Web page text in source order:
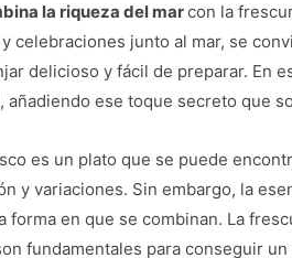
la riqueza del marcon la
celebraciones junto al mar, se
delicioso y fácil de preparar. En
añadiendo ese toque secreto que
es un plato que se puede
y variaciones. Sin embargo, la
forma en que se combinan. La
fundamentales para conseguir